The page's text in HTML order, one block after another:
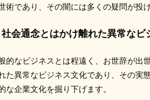
であり、その闇には多くの疑問が投
会通念とはかけ離れた異常なビ
的なビジネスとは程遠く、お世辞が出
異常なビジネス文化であり、その実
企業文化を掘り下げます。